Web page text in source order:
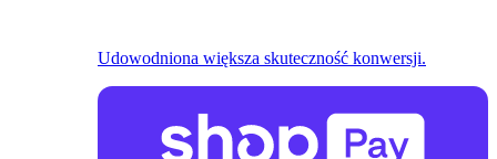
Udowodniona większa skuteczność konwersji.